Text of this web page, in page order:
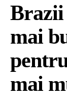
Brazii
mai
mai